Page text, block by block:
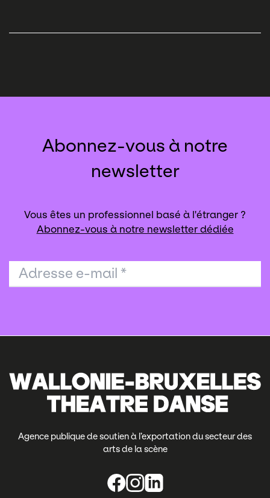
Abonnez-vous à notre
newsletter
Vous êtes un professionnel basé à l'étranger ?
Abonnez-vous à notre newsletter dédiée
Adresse e-mail *
Agence publique de soutien à l’exportation du secteur des
arts de la scène